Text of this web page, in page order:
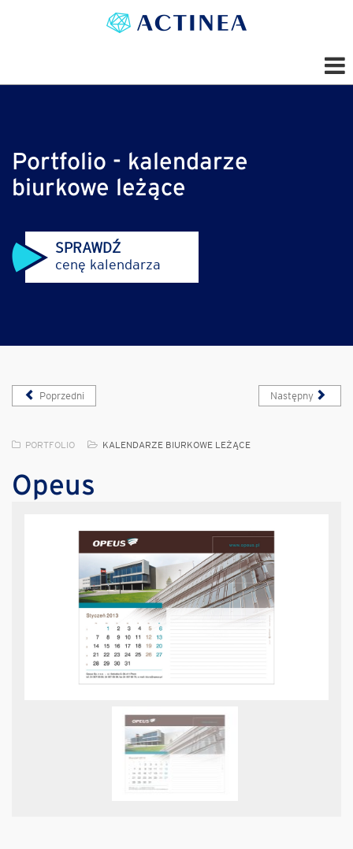
Portfolio - kalendarze
biurkowe leżące
SPRAWDŹ
cenę kalendarza
Poprzedni Następny
PORTFOLIO KALENDARZE BIURKOWE LEŻĄCE
Opeus